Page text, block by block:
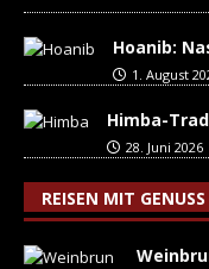
Hoanib:
1. August
Himba-
28. Juni 2026
REISEN MIT GENUSS